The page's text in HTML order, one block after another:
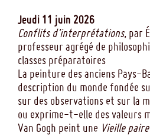
Jeudi 11 juin 2026
Conflits d’interprétations, par
professeur agrégé de
classes préparatoires
La peinture des anciens Pays-
description du monde fondée
sur des observations et sur la
ou exprime-t-elle des valeurs
Van Gogh peint une Vieille